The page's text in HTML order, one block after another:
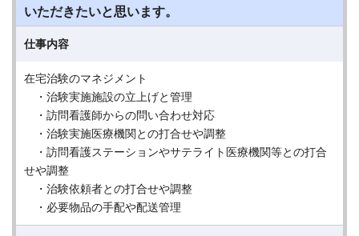
いただきたいと思います。
仕事内容
在宅治験のマネジメント
・治験実施施設の立上げと管理
・訪問看護師からの問い合わせ対応
・治験実施医療機関との打合せや調整
・訪問看護ステーションやサテライト医療機関等との打合
せや調整
・治験依頼者との打合せや調整
・必要物品の手配や配送管理